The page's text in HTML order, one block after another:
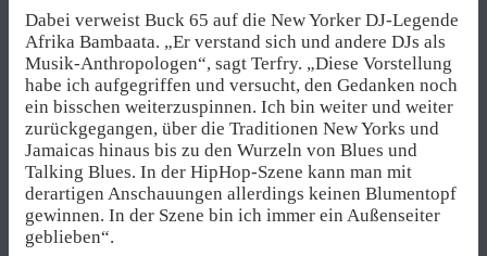
Dabei verweist Buck 65 auf die New Yorker DJ-Legende
Afrika Bambaata. „Er verstand sich und andere DJs als
Musik-Anthropologen“, sagt Terfry. „Diese Vorstellung
habe ich aufgegriffen und versucht, den Gedanken noch
ein bisschen weiterzuspinnen. Ich bin weiter und weiter
zurückgegangen, über die Traditionen New Yorks und
Jamaicas hinaus bis zu den Wurzeln von Blues und
Talking Blues. In der HipHop-Szene kann man mit
derartigen Anschauungen allerdings keinen Blumentopf
gewinnen. In der Szene bin ich immer ein Außenseiter
geblieben“.